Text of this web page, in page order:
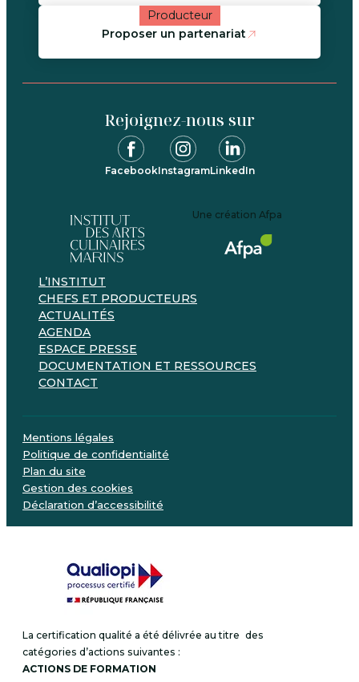
Producteur
Proposer un partenariat
Rejoignez-nous sur
FacebookInstagramLinkedIn
Une création Afpa
L’INSTITUT
CHEFS ET PRODUCTEURS
ACTUALITÉS
AGENDA
ESPACE PRESSE
DOCUMENTATION ET RESSOURCES
CONTACT
Mentions légales
Politique de confidentialité
Plan du site
Gestion des cookies
Déclaration d’accessibilité
La certification qualité a été délivrée au titre des
catégories d’actions suivantes :
ACTIONS DE FORMATION